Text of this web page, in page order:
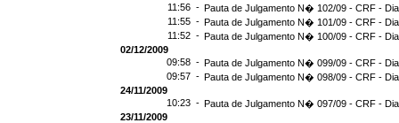
11:56 - Pauta de Julgamento N� 102/09 - CRF -
11:55 - Pauta de Julgamento N� 101/09 - CRF -
11:52 - Pauta de Julgamento N� 100/09 - CRF -
02/12/2009
09:58 - Pauta de Julgamento N� 099/09 - CRF -
09:57 - Pauta de Julgamento N� 098/09 - CRF -
24/11/2009
10:23 - Pauta de Julgamento N� 097/09 - CRF -
23/11/2009